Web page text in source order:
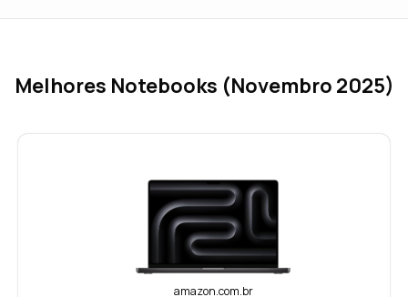
Melhores Notebooks (Novembro 2025)
amazon.com.br